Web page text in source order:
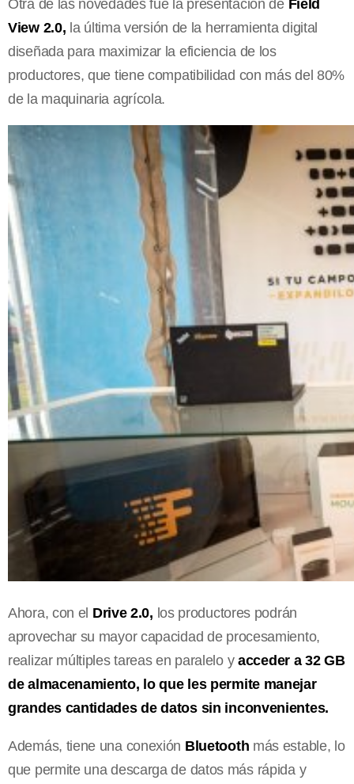
Otra de las novedades fue la presentación de Field
View 2.0, la última versión de la herramienta digital
diseñada para maximizar la eficiencia de los
productores, que tiene compatibilidad con más del 80%
de la maquinaria agrícola.
Ahora, con el Drive 2.0, los productores podrán
aprovechar su mayor capacidad de procesamiento,
realizar múltiples tareas en paralelo y acceder a 32 GB
de almacenamiento, lo que les permite manejar
grandes cantidades de datos sin inconvenientes.
Además, tiene una conexión Bluetooth más estable, lo
que permite una descarga de datos más rápida y